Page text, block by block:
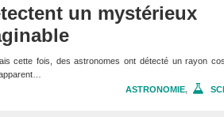
un mystérieux
cette fois, des astronomes ont détecté un rayon
ASTRONOMIE,